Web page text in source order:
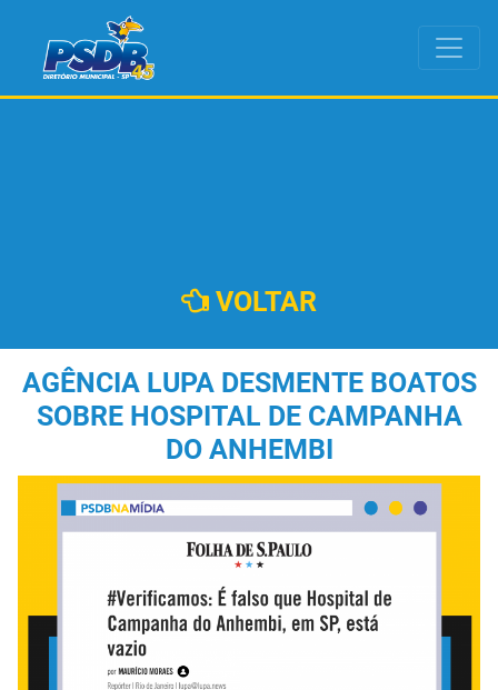
VOLTAR
AGÊNCIA LUPA DESMENTE BOATOS
SOBRE HOSPITAL DE CAMPANHA
DO ANHEMBI